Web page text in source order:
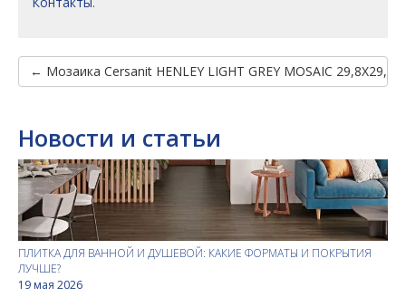
← Мозаика Cersanit HENLEY LIGHT GREY MOSAIC 29,8X29,8
Новости и статьи
ПЛИТКА ДЛЯ ВАННОЙ И ДУШЕВОЙ: КАКИЕ ФОРМАТЫ И ПОКРЫТИЯ
ЛУЧШЕ?
19 мая 2026